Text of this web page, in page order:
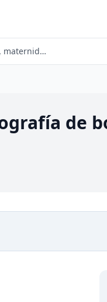
Sol de Invierno Fotografía de bodas, maternidad y familias en La Rioja
de